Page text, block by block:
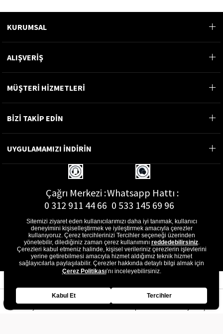
KURUMSAL
ALIŞVERİŞ
MÜŞTERİ HİZMETLERİ
BİZİ TAKİP EDİN
UYGULAMAMIZI İNDİRİN
Çağrı Merkezi :
0 312 911 44 66
Whatsapp Hattı :
0 533 145 69 96
E-Posta Adresi :
musterihizmetleri@gon.com.tr
Sitemizi ziyaret eden kullanıcılarımızı daha iyi tanımak, kullanıcı
deneyimini kişiselleştirmek ve iyileştirmek amacıyla çerezler
kullanıyoruz. Çerez tercihlerinizi Tercihler seçeneği üzerinden
yönetebilir, dilediğiniz zaman çerez kullanımını reddedebilirsiniz.
Çerezleri kabul etmeniz halinde, kişisel verileriniz çerezlerin işlevlerini
yerine getirebilmesi amacıyla hizmet aldığımız teknik hizmet
sağlayıcılarla paylaşılabilir. Çerezler hakkında detaylı bilgi almak için
Çerez Politikası’nı inceleyebilirsiniz.
Kabul Et Tercihler